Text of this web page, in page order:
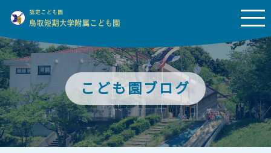
こども園ブログ